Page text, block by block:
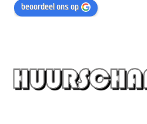
beoordeel ons op